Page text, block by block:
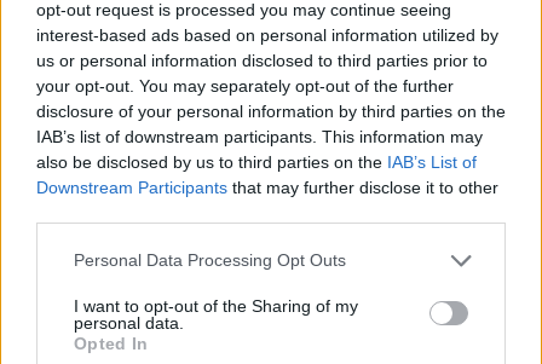
opt-out request is processed you may continue seeing
interest-based ads based on personal information utilized by
us or personal information disclosed to third parties prior to
your opt-out. You may separately opt-out of the further
disclosure of your personal information by third parties on the
IAB’s list of downstream participants. This information may
also be disclosed by us to third parties on the IAB’s List of
Downstream Participants that may further disclose it to other
Personal Data Processing Opt Outs
I want to opt-out of the Sharing of my
personal data.
Opted In
Philadelphia 76ers vs New York Knicks: 18:00 hora
española
Los Angeles Lakers vs Dallas Mavericks: 20.30 hora
española en #Vamos
Milwaukee Bucks vs Boston Celtics: 23:00 hora
española en #Vamos